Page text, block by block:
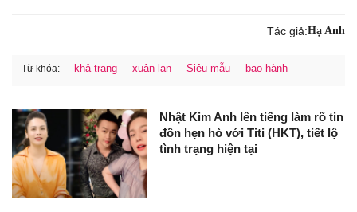
Tác giả:Hạ Anh
Từ khóa: khả trang xuân lan Siêu mẫu bạo hành
Nhật Kim Anh lên tiếng làm rõ tin
đồn hẹn hò với Titi (HKT), tiết lộ
tình trạng hiện tại